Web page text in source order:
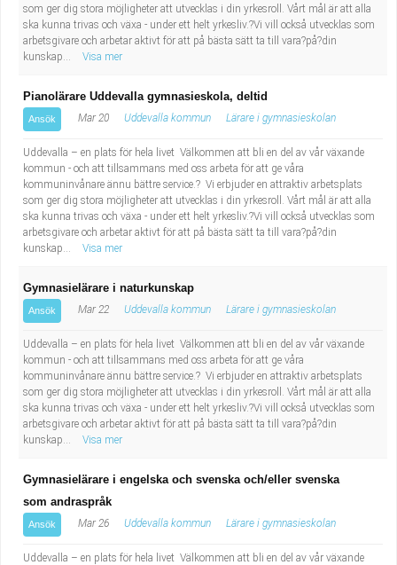
som ger dig stora möjligheter att utvecklas i din yrkesroll. Vårt mål är att alla
ska kunna trivas och växa - under ett helt yrkesliv.?Vi vill också utvecklas som
arbetsgivare och arbetar aktivt för att på bästa sätt ta till vara?på?din
kunskap...
Visa mer
Pianolärare Uddevalla gymnasieskola, deltid
Ansök Mar 20 Uddevalla kommun Lärare i gymnasieskolan
Uddevalla – en plats för hela livet Välkommen att bli en del av vår växande
kommun - och att tillsammans med oss arbeta för att ge våra
kommuninvånare ännu bättre service.? Vi erbjuder en attraktiv arbetsplats
som ger dig stora möjligheter att utvecklas i din yrkesroll. Vårt mål är att alla
ska kunna trivas och växa - under ett helt yrkesliv.?Vi vill också utvecklas som
arbetsgivare och arbetar aktivt för att på bästa sätt ta till vara?på?din
kunskap...
Visa mer
Gymnasielärare i naturkunskap
Ansök Mar 22 Uddevalla kommun Lärare i gymnasieskolan
Uddevalla – en plats för hela livet Välkommen att bli en del av vår växande
kommun - och att tillsammans med oss arbeta för att ge våra
kommuninvånare ännu bättre service.? Vi erbjuder en attraktiv arbetsplats
som ger dig stora möjligheter att utvecklas i din yrkesroll. Vårt mål är att alla
ska kunna trivas och växa - under ett helt yrkesliv.?Vi vill också utvecklas som
arbetsgivare och arbetar aktivt för att på bästa sätt ta till vara?på?din
kunskap...
Visa mer
Gymnasielärare i engelska och svenska och/eller svenska
som andraspråk
Ansök Mar 26 Uddevalla kommun Lärare i gymnasieskolan
Uddevalla – en plats för hela livet Välkommen att bli en del av vår växande